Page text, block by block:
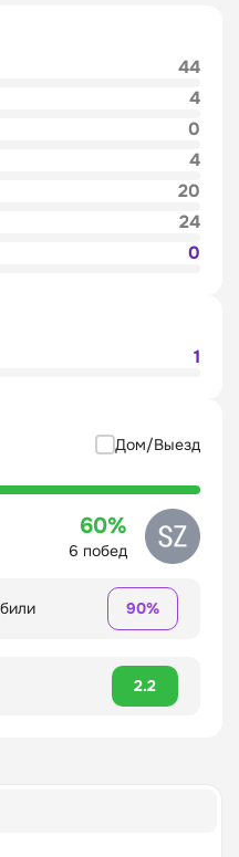
44
4
0
4
20
24
0
1
Дом/Выезд
60%
6 побед
90%
2.2